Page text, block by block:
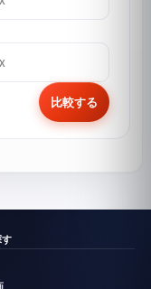
比較する